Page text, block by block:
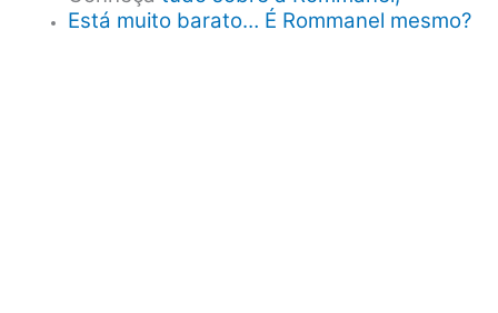
Está muito barato… É Rommanel mesmo?